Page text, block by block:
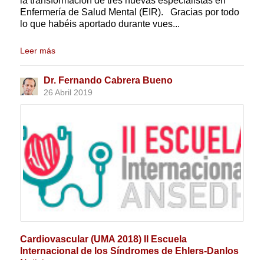
Enfermería de Salud Mental (EIR). Gracias por todo
lo que habéis aportado durante vues...
Leer más
Dr. Fernando Cabrera Bueno
26 Abril 2019
Cardiovascular (UMA 2018) II Escuela
Internacional de los Síndromes de Ehlers-Danlos